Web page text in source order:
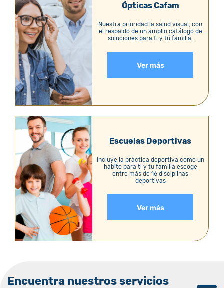
Ópticas Cafam
Nuestra prioridad la salud visual, con
el respaldo de un amplio catálogo de
soluciones para ti y tú familia.
Ver más
Escuelas Deportivas
Incluye la práctica deportiva como un
hábito para ti y tu familia escoge
entre más de 16 disciplinas
deportivas
Ver más
Encuentra nuestros servicios